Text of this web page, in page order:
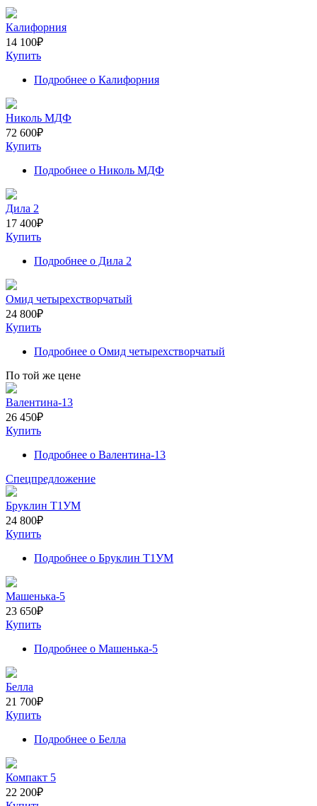
Калифорния
14 100₽
Купить
Подробнее о Калифорния
Николь МДФ
72 600₽
Купить
Подробнее о Николь МДФ
Дила 2
17 400₽
Купить
Подробнее о Дила 2
Омид четырехстворчатый
24 800₽
Купить
Подробнее о Омид четырехстворчатый
По той же цене
Валентина-13
26 450₽
Купить
Подробнее о Валентина-13
Спецпредложение
Бруклин Т1УМ
24 800₽
Купить
Подробнее о Бруклин Т1УМ
Машенька-5
23 650₽
Купить
Подробнее о Машенька-5
Белла
21 700₽
Купить
Подробнее о Белла
Компакт 5
22 200₽